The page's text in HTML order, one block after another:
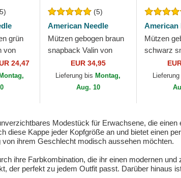
grün
von
24,47
Montag,
(5)
American Needle
Mützen gebogen braun
snapback Valin von
American Needle
EUR 34,95
Lieferung bis Montag,
Aug. 10
American
Mützen
schwarz
Tri Color
Modestück für Erwachsene, die einen
Kappe jeder Kopfgröße an und bietet einen
ihrem Geschlecht modisch aussehen möchten.
ihre Farbkombination, die ihr einen modernen und
der perfekt zu jedem Outfit passt. Darüber hinaus